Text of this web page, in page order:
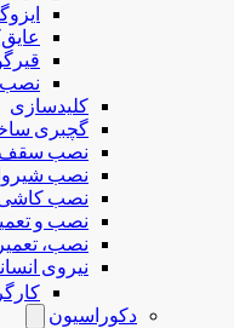
نصب
کلیدسازی
گچبری
نصب سقف
نصب
نصب کاشی
نصب و تعمیر
نصب،
نیروی
دکوراسیون